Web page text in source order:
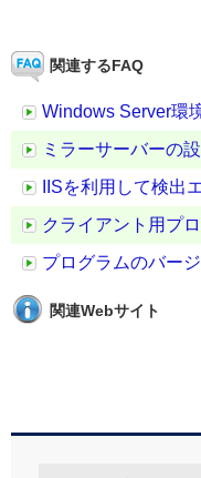
関連するFAQ
Windows Server環
ミラーサーバーの
IISを利用して検出
クライアント用プ
プログラムのバー
関連Webサイト